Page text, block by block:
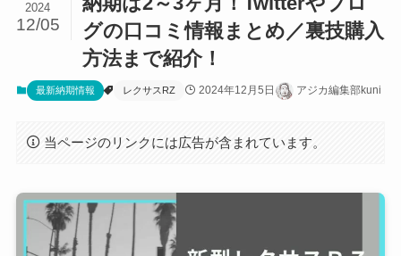
グの口コミ情報まとめ／裏技購入
方法まで紹介！
2024
12/05
最新納期情報 レクサスRZ 2024年12月5日 アジカ編集部kuni
当ページのリンクには広告が含まれています。